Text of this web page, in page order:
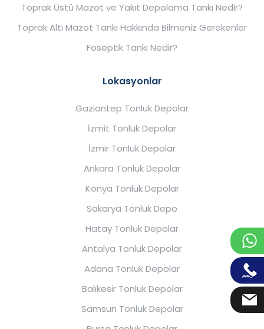
Toprak Üstü Mazot ve Yakıt Depolama Tankı Nedir?
Toprak Altı Mazot Tankı Hakkında Bilmeniz Gerekenler
Foseptik Tankı Nedir?
Lokasyonlar
Gaziantep Tonluk Depolar
İzmit Tonluk Depolar
İzmir Tonluk Depolar
Ankara Tonluk Depolar
Konya Tonluk Depolar
Sakarya Tonluk Depo
Hatay Tonluk Depolar
Antalya Tonluk Depolar
Adana Tonluk Depolar
Balıkesir Tonluk Depolar
Samsun Tonluk Depolar